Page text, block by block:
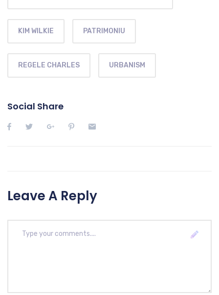
KIM WILKIE PATRIMONIU
REGELE CHARLES URBANISM
Social Share
Leave A Reply